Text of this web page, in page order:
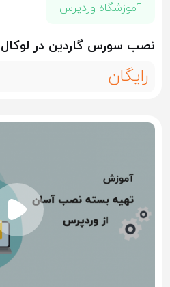
آموزشگاه وردپرس
نصب سورس گاردین در لوکال
رایگان